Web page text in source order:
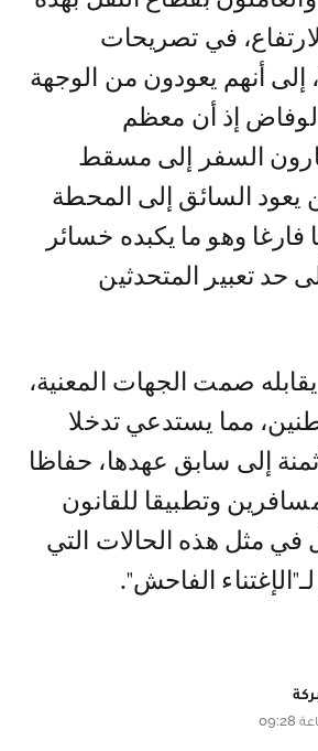
في تصريحات
مختلفة لـle360، إلى أنهم يعودون من الوجهة
إذ أن معظم
السفر إلى مسقط
السائق إلى المحطة
فارغا وهو ما يكبده خسائر
حد تعبير المتحدثين
يقابله صمت الجهات المعنية،
مما يستدعي تدخلا
إلى سابق عهدها، حفاظا
وتطبيقا للقانون
في مثل هذه الحالات التي
الفاحش".